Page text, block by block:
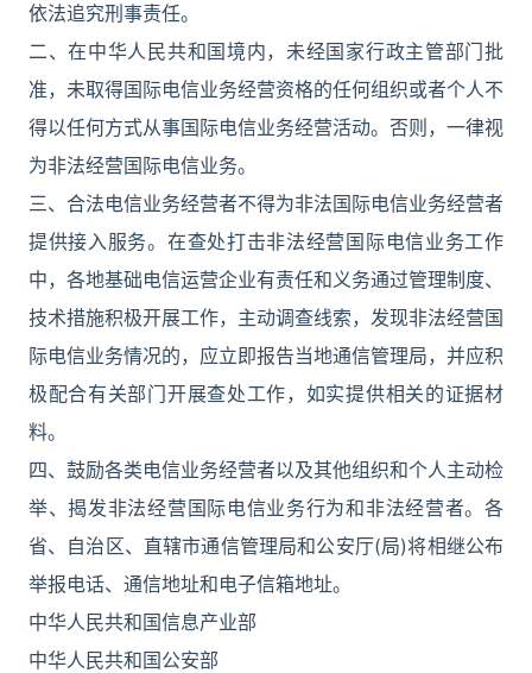
依法追究刑事责任。
二、在中华人民共和国境内，未经国家行政主管部门批
准，未取得国际电信业务经营资格的任何组织或者个人不
得以任何方式从事国际电信业务经营活动。否则，一律视
为非法经营国际电信业务。
三、合法电信业务经营者不得为非法国际电信业务经营者
提供接入服务。在查处打击非法经营国际电信业务工作
中，各地基础电信运营企业有责任和义务通过管理制度、
技术措施积极开展工作，主动调查线索，发现非法经营国
际电信业务情况的，应立即报告当地通信管理局，并应积
极配合有关部门开展查处工作，如实提供相关的证据材
料。
四、鼓励各类电信业务经营者以及其他组织和个人主动检
举、揭发非法经营国际电信业务行为和非法经营者。各
省、自治区、直辖市通信管理局和公安厅(局)将相继公布
举报电话、通信地址和电子信箱地址。
中华人民共和国信息产业部
中华人民共和国公安部